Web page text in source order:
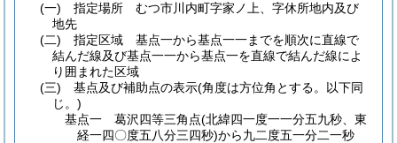
(一) 指定場所 むつ市川内町字家ノ上、字休所地内及び
地先
(二) 指定区域 基点一から基点一一までを順次に直線で
結んだ線及び基点一一から基点一を直線で結んだ線によ
り囲まれた区域
(三) 基点及び補助点の表示(角度は方位角とする。以下同
じ。)
基点一 葛沢四等三角点(北緯四一度一一分五九秒、東
経一四〇度五八分三四秒)から九二度五一分二一秒